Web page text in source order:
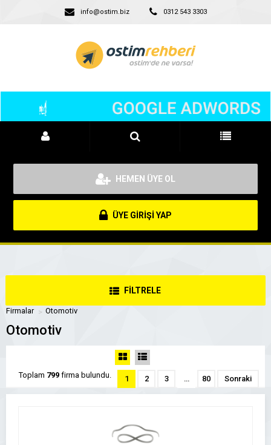
info@ostim.biz 0312 543 3303
HEMEN ÜYE OL
ÜYE GİRİŞİ YAP
FİLTRELE
Firmalar Otomotiv
Otomotiv
Toplam 799firma bulundu. 1 2 3 … 80 Sonraki